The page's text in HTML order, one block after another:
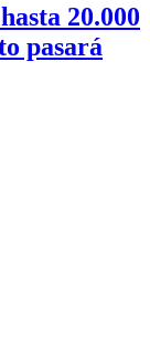
20.000
pasará